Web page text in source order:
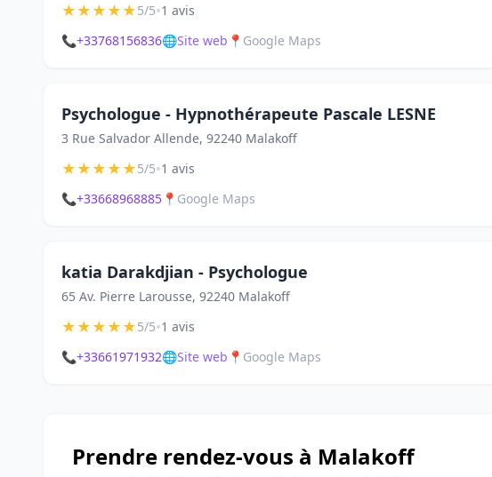
★★★★★5/5•1 avis
📞+33768156836🌐Site web 📍 Google Maps
Psychologue - Hypnothérapeute Pascale LESNE
3 Rue Salvador Allende, 92240 Malakoff
★★★★★5/5•1 avis
📞+33668968885 📍 Google Maps
katia Darakdjian - Psychologue
65 Av. Pierre Larousse, 92240 Malakoff
★★★★★5/5•1 avis
📞+33661971932🌐Site web 📍 Google Maps
Prendre rendez-vous à Malakoff